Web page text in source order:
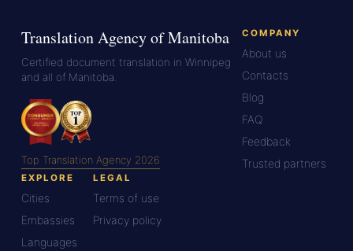
Translation Agency of Manitoba
Certified document translation in Winnipeg
and all of Manitoba.
Top Translation Agency 2026
COMPANY
About us
Contacts
Blog
FAQ
Feedback
Trusted partners
EXPLORE
Cities
Embassies
Languages
LEGAL
Terms of use
Privacy policy